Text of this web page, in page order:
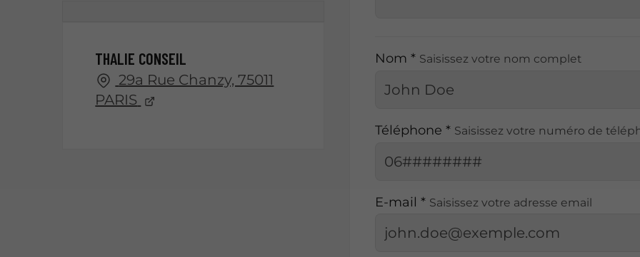
THALIE CONSEIL
29a Rue Chanzy, 75011
PARIS
Nom * Saisissez votre nom complet
Téléphone * Saisissez votre numéro de
E-mail * Saisissez votre adresse email